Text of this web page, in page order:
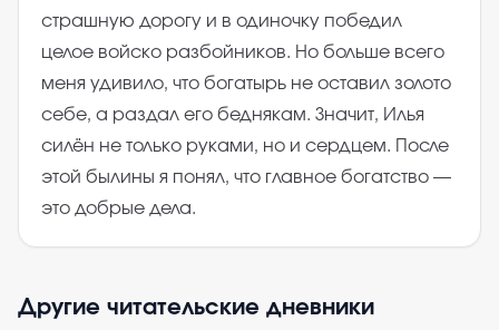
страшную дорогу и в одиночку победил
целое войско разбойников. Но больше всего
меня удивило, что богатырь не оставил золото
себе, а раздал его беднякам. Значит, Илья
силён не только руками, но и сердцем. После
этой былины я понял, что главное богатство —
это добрые дела.
Другие читательские дневники